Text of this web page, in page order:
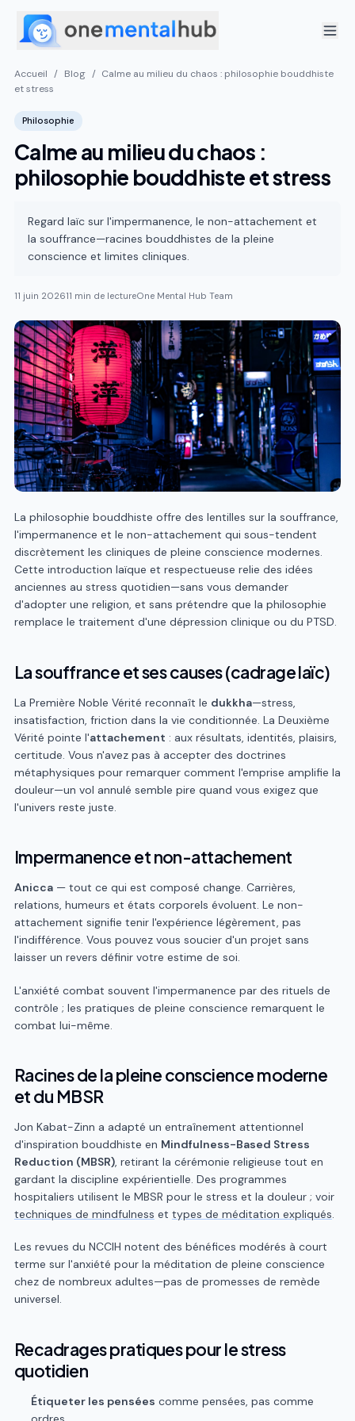
Accueil / Blog / Calme au milieu du chaos : philosophie bouddhiste
et stress
Philosophie
Calme au milieu du chaos :
philosophie bouddhiste et stress
Regard laïc sur l'impermanence, le non-attachement et
la souffrance—racines bouddhistes de la pleine
conscience et limites cliniques.
11 juin 202611 min de lectureOne Mental Hub Team
La philosophie bouddhiste offre des lentilles sur la souffrance,
l'impermanence et le non-attachement qui sous-tendent
discrètement les cliniques de pleine conscience modernes.
Cette introduction laïque et respectueuse relie des idées
anciennes au stress quotidien—sans vous demander
d'adopter une religion, et sans prétendre que la philosophie
remplace le traitement d'une dépression clinique ou du PTSD.
La souffrance et ses causes (cadrage laïc)
La Première Noble Vérité reconnaît le dukkha—stress,
insatisfaction, friction dans la vie conditionnée. La Deuxième
Vérité pointe l'attachement : aux résultats, identités, plaisirs,
certitude. Vous n'avez pas à accepter des doctrines
métaphysiques pour remarquer comment l'emprise amplifie la
douleur—un vol annulé semble pire quand vous exigez que
l'univers reste juste.
Impermanence et non-attachement
Anicca— tout ce qui est composé change. Carrières,
relations, humeurs et états corporels évoluent. Le non-
attachement signifie tenir l'expérience légèrement, pas
l'indifférence. Vous pouvez vous soucier d'un projet sans
laisser un revers définir votre estime de soi.
L'anxiété combat souvent l'impermanence par des rituels de
contrôle ; les pratiques de pleine conscience remarquent le
combat lui-même.
Racines de la pleine conscience moderne
et du MBSR
Jon Kabat-Zinn a adapté un entraînement attentionnel
d'inspiration bouddhiste en Mindfulness-Based Stress
Reduction (MBSR), retirant la cérémonie religieuse tout en
gardant la discipline expérientielle. Des programmes
hospitaliers utilisent le MBSR pour le stress et la douleur ; voir
techniques de mindfulness et types de méditation expliqués.
Les revues du NCCIH notent des bénéfices modérés à court
terme sur l'anxiété pour la méditation de pleine conscience
chez de nombreux adultes—pas de promesses de remède
universel.
Recadrages pratiques pour le stress
quotidien
Étiqueter les pensées comme pensées, pas comme